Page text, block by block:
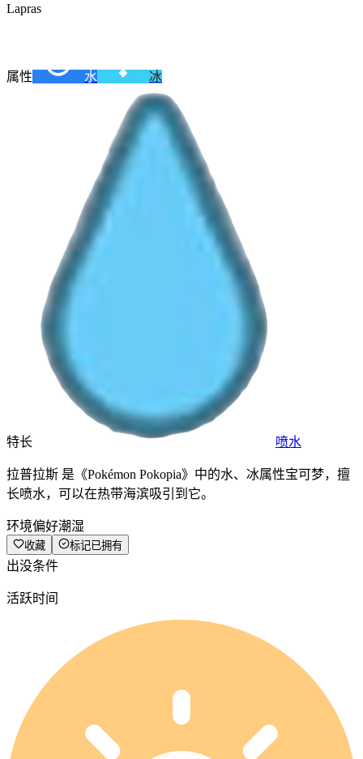
Lapras
属性 水 冰
特长 喷水
拉普拉斯 是《Pokémon Pokopia》中的水、冰属性宝可梦，擅
长喷水，可以在热带海滨吸引到它。
环境偏好潮湿
收藏 标记已拥有
出没条件
活跃时间